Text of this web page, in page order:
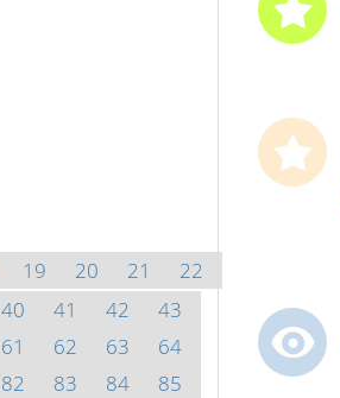
19 20 21
22
40 41 42
43
61 62 63
64
82 83 84
85